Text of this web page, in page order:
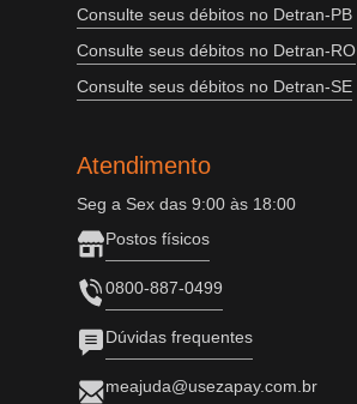
Consulte seus débitos no Detran-PB
Consulte seus débitos no Detran-RO
Consulte seus débitos no Detran-SE
Atendimento
Seg a Sex das 9:00 às 18:00
Postos físicos
0800-887-0499
Dúvidas frequentes
meajuda@usezapay.com.br